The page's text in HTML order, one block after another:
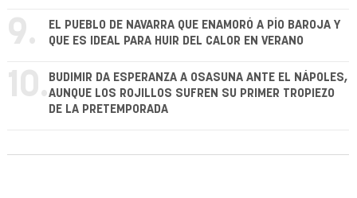
9.
EL PUEBLO DE NAVARRA QUE ENAMORÓ A PÍO BAROJA Y
QUE ES IDEAL PARA HUIR DEL CALOR EN VERANO
10. BUDIMIR DA ESPERANZA A OSASUNA ANTE EL NÁPOLES,
AUNQUE LOS ROJILLOS SUFREN SU PRIMER TROPIEZO
DE LA PRETEMPORADA